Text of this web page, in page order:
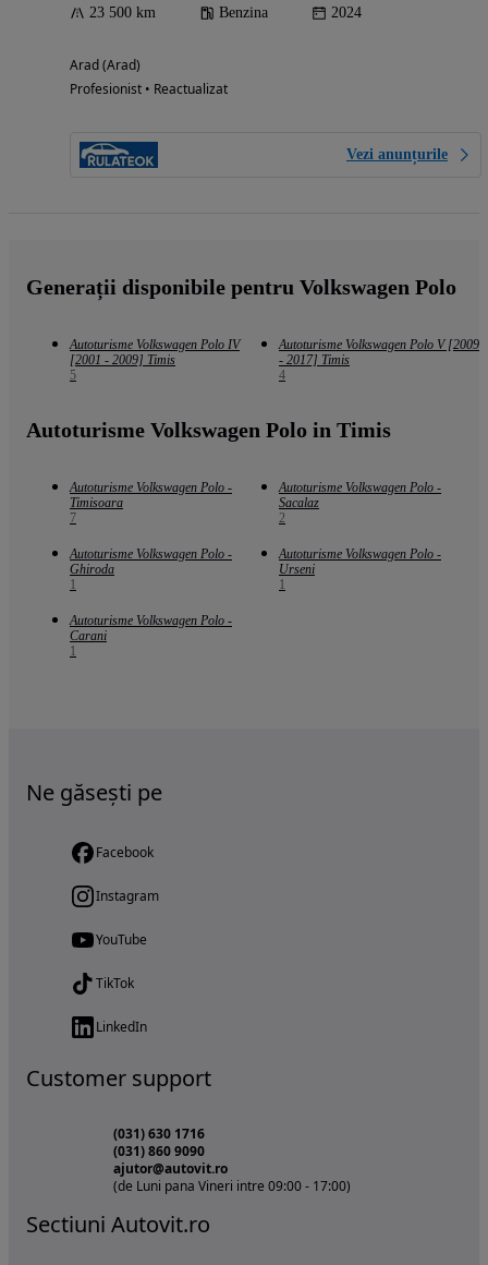
23 500 km Benzina 2024
Arad (Arad)
Profesionist • Reactualizat
Vezi anunțurile
Generații disponibile pentru Volkswagen Polo
Autoturisme Volkswagen Polo IV
[2001 - 2009] Timis
5
Autoturisme Volkswagen Polo V [2009
- 2017] Timis
4
Autoturisme Volkswagen Polo in Timis
Autoturisme Volkswagen Polo -
Timisoara
7
Autoturisme Volkswagen Polo -
Sacalaz
2
Autoturisme Volkswagen Polo -
Ghiroda
1
Autoturisme Volkswagen Polo -
Urseni
1
Autoturisme Volkswagen Polo -
Carani
1
Ne găsești pe
Facebook
Instagram
YouTube
TikTok
LinkedIn
Customer support
(031) 630 1716
(031) 860 9090
ajutor@autovit.ro
(de Luni pana Vineri intre 09:00 - 17:00)
Sectiuni Autovit.ro